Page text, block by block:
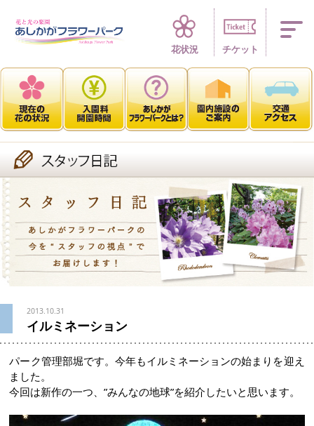
四季折々 花の
花状況 チケット
2013.10.31
イルミネーション
パーク管理部堀です。今年もイルミネーションの始まりを迎え
ました。
今回は新作の一つ、”みんなの地球”を紹介したいと思います。